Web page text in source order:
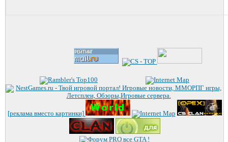
[реклама вместо картинки]